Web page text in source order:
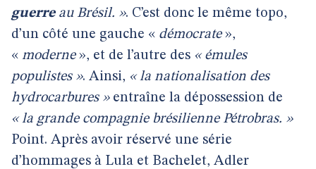
guerre au Brésil. ». C’est donc le même topo,
d’un côté une gauche « démocrate»,
« moderne», et de l’autre des « émules
populistes ». Ainsi, « la nationalisation des
hydrocarbures »entraîne la dépossession de
« la grande compagnie brésilienne Pétrobras. »
Point. Après avoir réservé une série
d’hommages à Lula et Bachelet, Adler